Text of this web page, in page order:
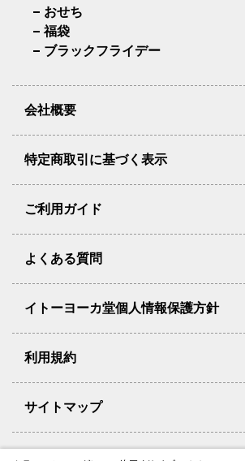
おせち
福袋
ブラックフライデー
会社概要
特定商取引に基づく表示
ご利用ガイド
よくある質問
イトーヨーカ堂個人情報保護方針
利用規約
サイトマップ